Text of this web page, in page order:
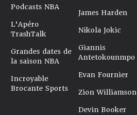
Podcasts NBA
L'Apéro
TrashTalk
Grandes dates de
la saison NBA
Incroyable
Brocante Sports
James Harden
Nikola Jokic
Giannis
Antetokounmpo
Evan Fournier
Zion Williamson
Devin Booker